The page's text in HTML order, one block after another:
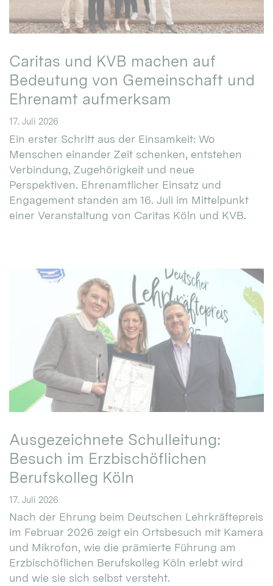
Caritas und KVB machen auf
Bedeutung von Gemeinschaft und
Ehrenamt aufmerksam
17. Juli 2026
Ein erster Schritt aus der Einsamkeit: Wo
Menschen einander Zeit schenken, entstehen
Verbindung, Zugehörigkeit und neue
Perspektiven. Ehrenamtlicher Einsatz und
Engagement standen am 16. Juli im Mittelpunkt
einer Veranstaltung von Caritas Köln und KVB.
Ausgezeichnete Schulleitung:
Besuch im Erzbischöflichen
Berufskolleg Köln
17. Juli 2026
Nach der Ehrung beim Deutschen Lehrkräftepreis
im Februar 2026 zeigt ein Ortsbesuch mit Kamera
und Mikrofon, wie die prämierte Führung am
Erzbischöflichen Berufskolleg Köln erlebt wird
und wie sie sich selbst versteht.